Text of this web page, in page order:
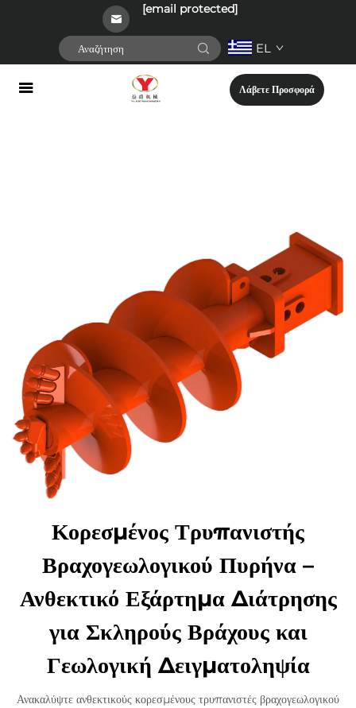
[email protected]
EL
Λάβετε Προσφορά
Κορεσμένος Τρυπανιστής
Βραχογεωλογικού Πυρήνα –
Ανθεκτικό Εξάρτημα Διάτρησης
για Σκληρούς Βράχους και
Γεωλογική Δειγματοληψία
Ανακαλύψτε ανθεκτικούς κορεσμένους τρυπανιστές βραχογεωλογικού